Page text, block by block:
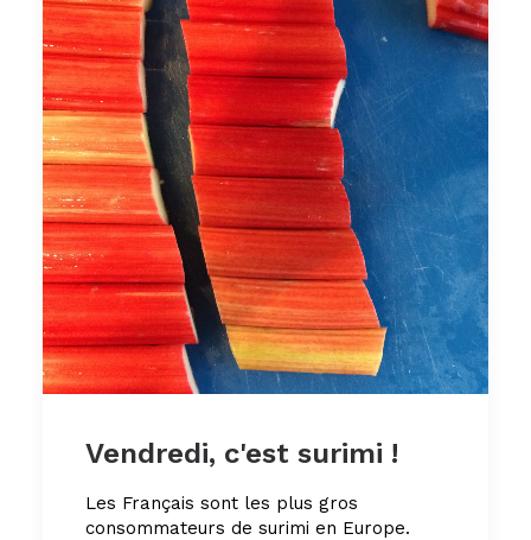
Vendredi, c'est surimi !
Les Français sont les plus gros
consommateurs de surimi en Europe.